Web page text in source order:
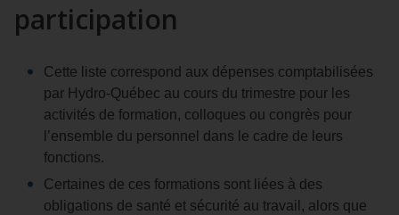
participation
Cette liste correspond aux dépenses comptabilisées
par Hydro-Québec au cours du trimestre pour les
activités de formation, colloques ou congrès pour
l’ensemble du personnel dans le cadre de leurs
fonctions.
Certaines de ces formations sont liées à des
obligations de santé et sécurité au travail, alors que